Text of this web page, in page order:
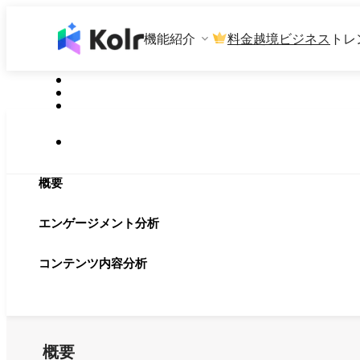
機能紹介 料金越境ビジネス ト
概要
エンゲージメント分析
コンテンツ内容分析
概要